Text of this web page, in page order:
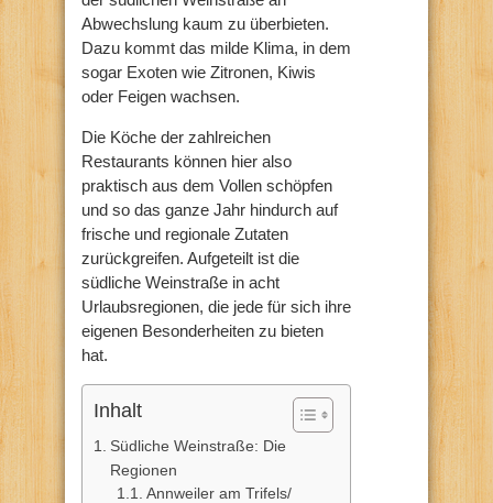
Abwechslung kaum zu überbieten.
Dazu kommt das milde Klima, in dem
sogar Exoten wie Zitronen, Kiwis
oder Feigen wachsen.
Die Köche der zahlreichen
Restaurants können hier also
praktisch aus dem Vollen schöpfen
und so das ganze Jahr hindurch auf
frische und regionale Zutaten
zurückgreifen. Aufgeteilt ist die
südliche Weinstraße in acht
Urlaubsregionen, die jede für sich ihre
eigenen Besonderheiten zu bieten
hat.
Inhalt
Südliche Weinstraße: Die
Regionen
Annweiler am Trifels/